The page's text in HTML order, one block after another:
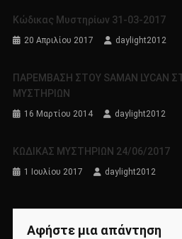
Κώδικας Μυστηρίων 31-03-2017
20 Απριλίου 2017 daylight2012
ΠΑΡΕΜΒΑΣΗ ΣΤΟΥ SAMAN LYCAN
ΜΥΣΤΗΡΙΩΝ
16 Μαρτίου 2014 daylight2012
ΚΩΔΙΚΑΣ ΜΥΣΤΗΡΙΩΝ 24/06/2017
1 Ιουλίου 2017 daylight2012
Αφήστε μια απάντηση